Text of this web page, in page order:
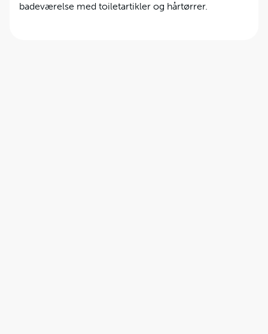
badeværelse med toiletartikler og hårtørrer.